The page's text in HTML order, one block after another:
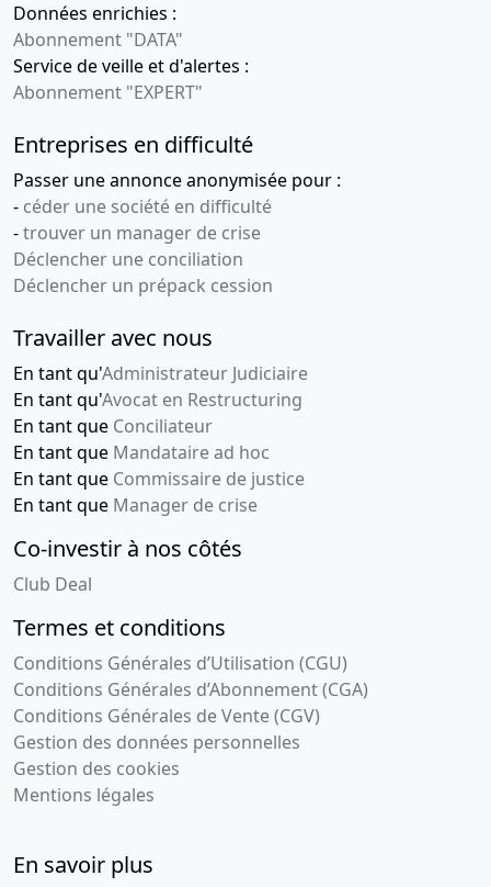
Données enrichies :
Abonnement "DATA"
Service de veille et d'alertes :
Abonnement "EXPERT"
Entreprises en difficulté
Passer une annonce anonymisée pour :
- céder une société en difficulté
-trouver un manager de crise
Déclencher une conciliation
Déclencher un prépack cession
Travailler avec nous
En tant qu'Administrateur Judiciaire
En tant qu'Avocat en Restructuring
En tant que Conciliateur
En tant que Mandataire ad hoc
En tant que Commissaire de justice
En tant que Manager de crise
Co-investir à nos côtés
Club Deal
Termes et conditions
Conditions Générales d’Utilisation (CGU)
Conditions Générales d’Abonnement (CGA)
Conditions Générales de Vente (CGV)
Gestion des données personnelles
Gestion des cookies
Mentions légales
En savoir plus